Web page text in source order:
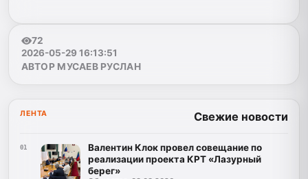
72
2026-05-29 16:13:51
АВТОР МУСАЕВ РУСЛАН
ЛЕНТА Свежие новости
01
Валентин Клок провел совещание по
реализации проекта КРТ «Лазурный
берег»